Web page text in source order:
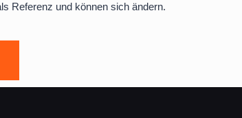
Referenz und können sich ändern.